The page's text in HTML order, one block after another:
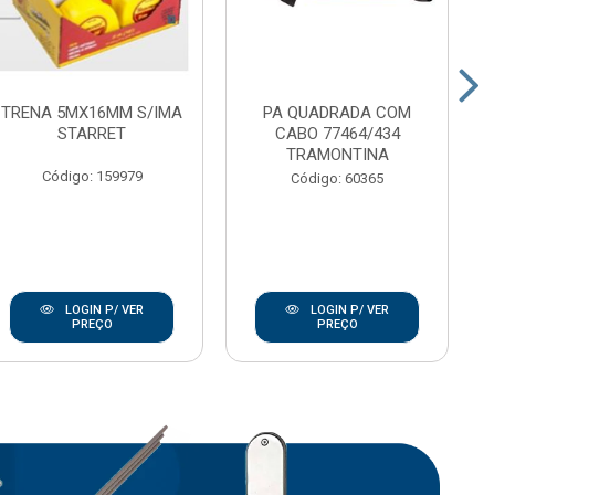
TRENA 5MX16MM S/IMA
STARRET
Código: 159979
LOGIN P/ VER
PREÇO
PA QUADRADA COM
CABO 77464/434
TRAMONTINA
Código: 60365
LOGIN P/ VER
PREÇO